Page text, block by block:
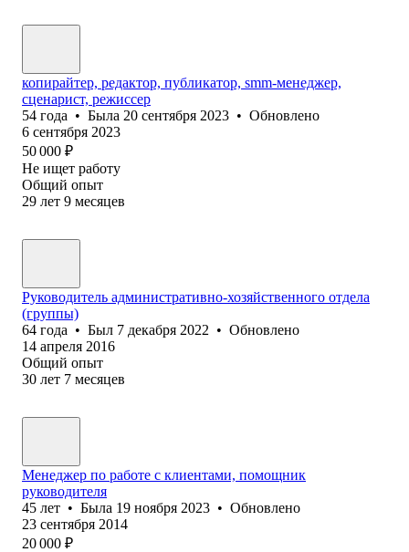
копирайтер, редактор, публикатор, smm-менеджер,
сценарист, режиссер
54 года • Была 20 сентября 2023 • Обновлено
6 сентября 2023
50 000 ₽
Не ищет работу
Общий опыт
29 лет 9 месяцев
Руководитель административно-хозяйственного отдела
(группы)
64 года • Был 7 декабря 2022 • Обновлено
14 апреля 2016
Общий опыт
30 лет 7 месяцев
Менеджер по работе с клиентами, помощник
руководителя
45 лет • Была 19 ноября 2023 • Обновлено
23 сентября 2014
20 000 ₽